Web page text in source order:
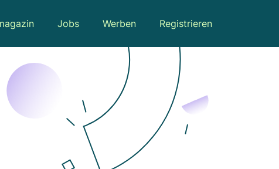
Jobs Werben Registrieren